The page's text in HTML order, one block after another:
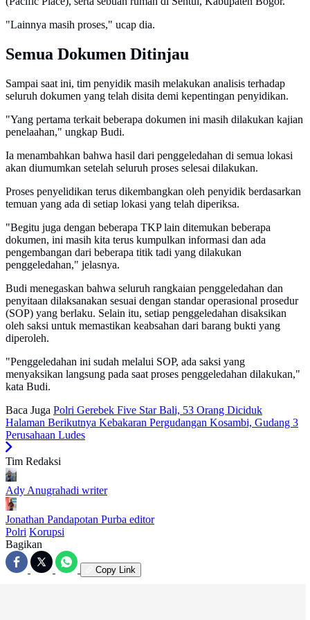
"Lainnya masih proses," ucap dia.
Semua Dokumen Ditinjau
Sampai saat ini, tim penyidik masih melakukan analisis terhadap
seluruh dokumen yang telah disita demi kepentingan penyidikan.
"Yang pertama terkait beberapa dokumen ini masih dilakukan kajian
penelaahan," ungkap Budi.
Ia menambahkan bahwa hasil dari penggeledahan di semua lokasi
akan diumumkan setelah seluruh proses selesai dilakukan.
Proses penyelidikan terus dikembangkan oleh penyidik berdasarkan
temuan yang ada di setiap lokasi yang telah diperiksa.
"Begitu juga dengan beberapa TKP lain ditemukan beberapa
dokumen, ini masih kita terus kumpulkan informasi dan ada
pengembangan dari beberapa titik tadi yang dilakukan
penggeledahan," jelasnya.
Budi menegaskan bahwa seluruh rangkaian penggeledahan dan
penyitaan dilaksanakan sesuai dengan standar operasional prosedur
(SOP) yang berlaku. Selain itu, setiap penggeledahan disaksikan
oleh saksi untuk memastikan keabsahan dari barang bukti yang
diperoleh.
"Penggeledahan ini sudah melalui SOP, ada saksi yang
menyaksikan langsung pada saat proses penggeledahan dilakukan,"
kata Budi.
Baca Juga Polri Gerebek Five Star Bali, 53 Orang Diciduk
Halaman Berikutnya Kebakaran Pergudangan Kosambi, Gudang 3
Perusahaan Ludes
Tim Redaksi
Ady Anugrahadi writer
Jonathan Pandapotan Purba editor
Polri Korupsi
Bagikan
Copy Link